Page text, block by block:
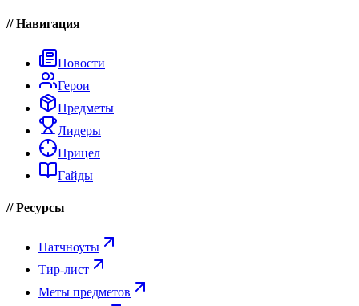
// Навигация
Новости
Герои
Предметы
Лидеры
Прицел
Гайды
// Ресурсы
Патчноуты
Тир-лист
Меты предметов